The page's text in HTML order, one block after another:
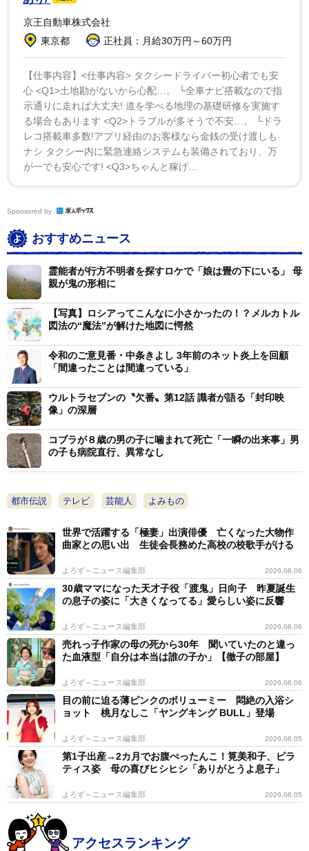
り明快さが求められ、中条きよしさん、ひかる一平さん
らがレギュラー入りし、殺しのシーンも華麗になる。時
代を反映してエリマキトカゲやワープロが出てきたりと
か、それもある種の実験ではあるんですけど、ストーリ
ー自体はシンプルで、被害者が殺され、出陣して悪人を
殺し、最後は、せん（菅井きん）、りつ（白木万理）、
主水による〝中村家コント〟というフォーマットができ
ました」
１４弾の「翔べ! 必殺うらごろし」（７８年１２月－７
９年５月放送）が注目される。かつて視聴率争いのライ
バルだった「木枯し紋次郎」（フジテレビ系）の中村敦
夫が霊視能力のある行者役で主演し、男装の和田アキ
子、「おばさん」という役名の市原悦子さんらが脇を固
めた。
「翔べ! 必殺うらごろし」は７０年代後半のオカルト
ブームを反映し（ちなみに月刊「ムー」創刊は７９
年）、超常現象がらみの事件が起きるという作風だっ
た。当時は低視聴率にあえいだが、今では逆に〝カルト
時代劇〟として気になる存在になっている。同作は１２
月１４日からＣＳ放送「時代劇専門チャンネル」で放送
される。
「『うらごろし』は実験路線の最たるものです。『殺
辺の道端で殺す。しかも、刺したり殴ったりと原始的な
方法で。さらに、テレパシーで殺された人の恨みをキャ
ッチして相手を殺しに行くという、それまでのシリーズ
とは全く違うスタイルです。必殺シリーズは『テロリズ
ム礼賛』という批判を封じるために『お金と引き替えに
殺す』ことをアリバイにする部分もあったのですが、
『うらごろし』は金をもらわない点でも異質でした。し
かし、視聴率的には低迷し、その次の『必殺仕事人』も
ダメならシリーズ自体が終わるかもしれないという崖っ
ぷちで一発逆転。徐々にパターン化され、三田村さんの
挿入歌が流れるプロモーションビデオ的な映像で若い女
性にアピールするシーンも途中から出てきたりして、変
質していきました」（高鳥氏）
この第１５弾「必殺仕事人」を礎として、シリーズは
東山紀之主演の第３１弾「必殺仕事人２００９」まで、
その後もスペシャル版（最新作は来年１月放送予定）と
京王自動車株式会社
東京都
正社員：月給30万円～60万円
【仕事内容】<仕事内容> タクシードライバー初心者でも安
心 <Q1>土地勘がないから心配…。 └全車ナビ搭載なので指
示通りに走れば大丈夫! 道を学べる地理の基礎研修を実施す
る場合もあります <Q2>トラブルが多そうで不安…。 └ドラ
レコ搭載車多数!アプリ経由のお客様なら金銭の受け渡しも
ナシ タクシー内に緊急連絡システムも装備されており、万
が一でも安心です! <Q3>ちゃんと稼げ...
Sponsored by
おすすめニュース
霊能者が行方不明者を探すロケで「娘は畳の下にいる」 母
親が鬼の形相に
【写真】ロシアってこんなに小さかったの！？メルカトル
図法の“魔法”が解けた地図に愕然
令和のご意見番・中条きよし 3年前のネット炎上を回顧
「間違ったことは間違っている」
ウルトラセブンの〝欠番〟第12話 識者が語る「封印映
像」の深層
コブラが８歳の男の子に噛まれて死亡「一瞬の出来事」男
の子も病院直行、異常なし
都市伝説 テレビ 芸能人 よみもの
世界で活躍する「極妻」出演俳優 亡くなった大物作
曲家との思い出 生徒会長務めた高校の校歌手がける
よろず～ニュース編集部 2026.08.06
30歳ママになった天才子役「渡鬼」日向子 昨夏誕生
の息子の姿に「大きくなってる」愛らしい姿に反響
よろず～ニュース編集部 2026.08.06
売れっ子作家の母の死から30年 聞いていたのと違っ
た血液型「自分は本当は誰の子か」【徹子の部屋】
よろず～ニュース編集部 2026.08.06
目の前に迫る薄ピンクのボリューミー 悶絶の入浴シ
ョット 桃月なしこ「ヤングキング BULL」登場
よろず～ニュース編集部 2026.08.05
第1子出産→2カ月でお腹ぺったんこ！筧美和子、ピラ
ティス姿 母の喜びヒシヒシ「ありがとうよ息子」
よろず～ニュース編集部 2026.08.05
アクセスランキング